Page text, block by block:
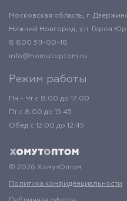
Московская область, г.
Нижний Новгород, ул. Героя
8 800 511-00-18
info@homutoptom.ru
Режим работы
Пн - Чт с 8:00 до 17:00
Пт с 8:00 до 15:45
Обед с 12:00 до 12:45
© 2026 ХомутОптом
Политика конфиденциальности